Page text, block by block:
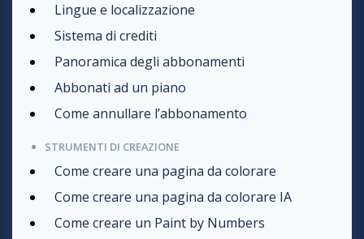
Lingue e localizzazione
Sistema di crediti
Panoramica degli abbonamenti
Abbonati ad un piano
Come annullare l’abbonamento
STRUMENTI DI CREAZIONE
Come creare una pagina da colorare
Come creare una pagina da colorare IA
Come creare un Paint by Numbers